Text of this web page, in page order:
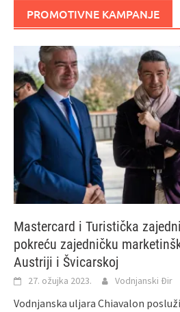
PROMOTIVNE KAMPANJE
Mastercard i Turistička
pokreću zajedničku
Austriji i Švicarskoj
27. ožujka 2023. Vodnjanski Đir
Vodnjanska uljara Chiavalon